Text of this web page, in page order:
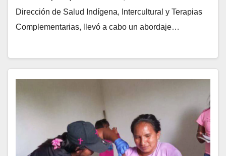
Dirección de Salud Indígena, Intercultural y Terapias
Complementarias, llevó a cabo un abordaje…